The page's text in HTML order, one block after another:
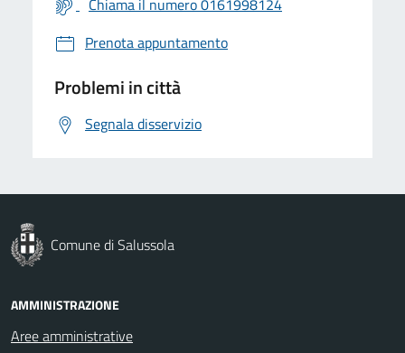
Chiama il numero 0161998124
Prenota appuntamento
Problemi in città
Segnala disservizio
Comune di Salussola
AMMINISTRAZIONE
Aree amministrative